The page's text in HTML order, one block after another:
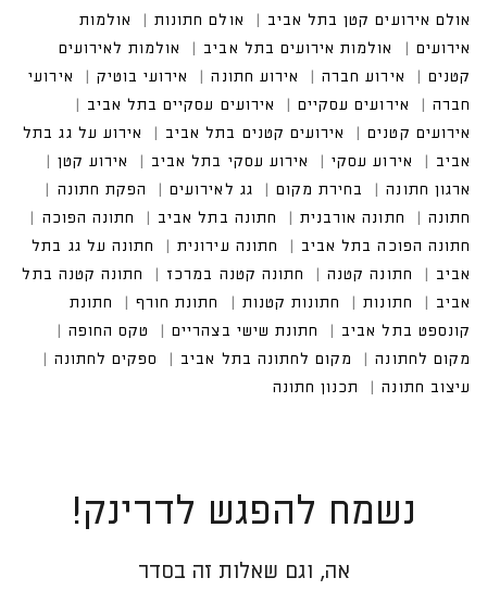
אולם אירועים קטן בתל אביב
אולם חתונות
אולמות אירו
עים
אולמות אירועים בתל אביב
אולמות לאירועים קטנים
אירוע חברה
אירוע חתונה
אירועי בוטיק
אירועים עסקיים
אירועים עסקיים בתל אביב
אירועים קטנים בתל אביב
אירוע על גג בתל אביב
אירוע עסקי בתל אביב
נשמח להפגש לדרינק!
אה, וגם שאלות זה בסדר